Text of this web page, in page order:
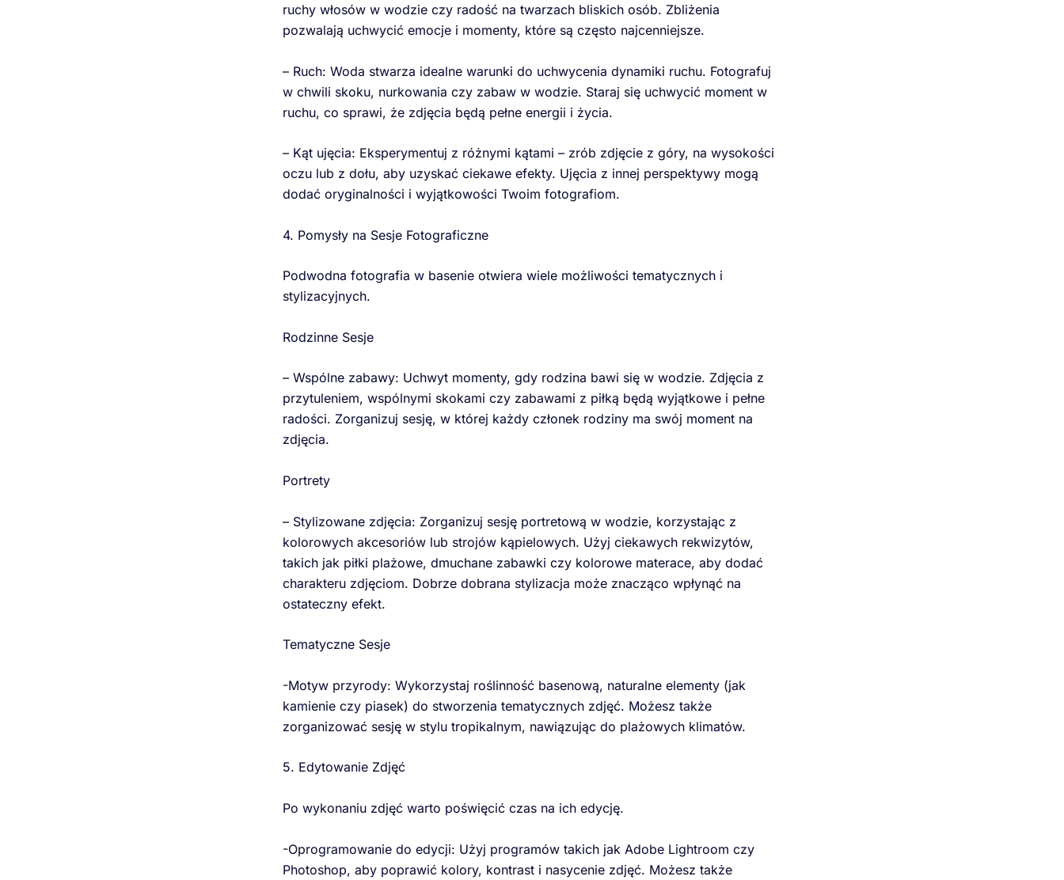
ruchy włosów w wodzie czy radość na twarzach bliskich osób. Zbliżenia
pozwalają uchwycić emocje i momenty, które są często najcenniejsze.
– Ruch: Woda stwarza idealne warunki do uchwycenia dynamiki ruchu. Fotografuj
w chwili skoku, nurkowania czy zabaw w wodzie. Staraj się uchwycić moment w
ruchu, co sprawi, że zdjęcia będą pełne energii i życia.
– Kąt ujęcia: Eksperymentuj z różnymi kątami – zrób zdjęcie z góry, na wysokości
oczu lub z dołu, aby uzyskać ciekawe efekty. Ujęcia z innej perspektywy mogą
dodać oryginalności i wyjątkowości Twoim fotografiom.
4. Pomysły na Sesje Fotograficzne
Podwodna fotografia w basenie otwiera wiele możliwości tematycznych i
stylizacyjnych.
Rodzinne Sesje
– Wspólne zabawy: Uchwyt momenty, gdy rodzina bawi się w wodzie. Zdjęcia z
przytuleniem, wspólnymi skokami czy zabawami z piłką będą wyjątkowe i pełne
radości. Zorganizuj sesję, w której każdy członek rodziny ma swój moment na
zdjęcia.
Portrety
– Stylizowane zdjęcia: Zorganizuj sesję portretową w wodzie, korzystając z
kolorowych akcesoriów lub strojów kąpielowych. Użyj ciekawych rekwizytów,
takich jak piłki plażowe, dmuchane zabawki czy kolorowe materace, aby dodać
charakteru zdjęciom. Dobrze dobrana stylizacja może znacząco wpłynąć na
ostateczny efekt.
Tematyczne Sesje
-Motyw przyrody: Wykorzystaj roślinność basenową, naturalne elementy (jak
kamienie czy piasek) do stworzenia tematycznych zdjęć. Możesz także
zorganizować sesję w stylu tropikalnym, nawiązując do plażowych klimatów.
5. Edytowanie Zdjęć
Po wykonaniu zdjęć warto poświęcić czas na ich edycję.
-Oprogramowanie do edycji: Użyj programów takich jak Adobe Lightroom czy
Photoshop, aby poprawić kolory, kontrast i nasycenie zdjęć. Możesz także